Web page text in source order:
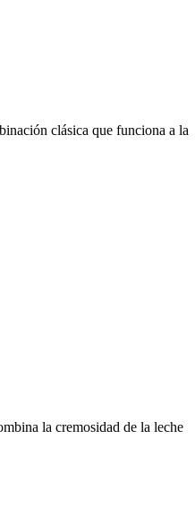
clásica que funciona a la
la cremosidad de la leche